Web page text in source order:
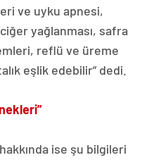
ve uyku apnesi,
yağlanması, safra
reflü ve üreme
eşlik edebilir” dedi.
ise şu bilgileri